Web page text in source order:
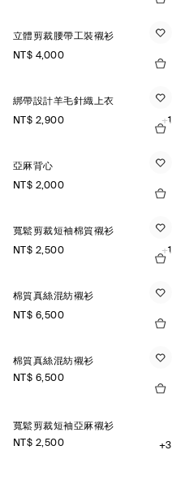
立體剪裁腰帶工裝襯衫
NT$ 4,000
綁帶設計羊毛針織上衣
NT$ 2,900
+1
亞麻背心
NT$ 2,000
寬鬆剪裁短袖棉質襯衫
NT$ 2,500
+1
棉質真絲混紡襯衫
NT$ 6,500
棉質真絲混紡襯衫
NT$ 6,500
寬鬆剪裁短袖亞麻襯衫
NT$ 2,500
+3